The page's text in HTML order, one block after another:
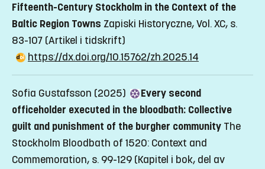
Fifteenth-Century Stockholm in the Context of the
Baltic Region Towns Zapiski Historyczne, Vol. XC, s.
83-107 (Artikel i tidskrift)
https://dx.doi.org/10.15762/zh.2025.14
Sofia Gustafsson (2025)
Every second
officeholder executed in the bloodbath: Collective
guilt and punishment of the burgher community The
Stockholm Bloodbath of 1520: Context and
Commemoration, s. 99-129 (Kapitel i bok, del av